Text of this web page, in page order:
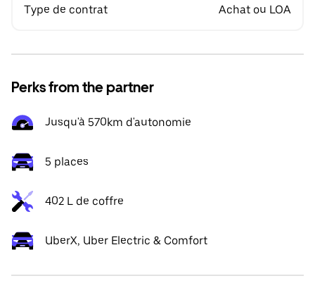
Type de contrat Achat ou LOA
Perks from the partner
Jusqu'à 570km d'autonomie
5 places
402 L de coffre
UberX, Uber Electric & Comfort